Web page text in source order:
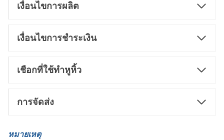
เงื่อนไขการผลิต
เงื่อนไขการชำระเงิน
เชือกที่ใช้ทำหูหิ้ว
การจัดส่ง
หมายเหตุ